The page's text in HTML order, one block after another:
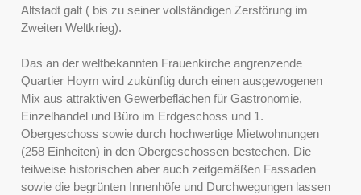
Altstadt galt ( bis zu seiner vollständigen Zerstörung im
Zweiten Weltkrieg).
Das an der weltbekannten Frauenkirche angrenzende
Quartier Hoym wird zukünftig durch einen ausgewogenen
Mix aus attraktiven Gewerbeflächen für Gastronomie,
Einzelhandel und Büro im Erdgeschoss und 1.
Obergeschoss sowie durch hochwertige Mietwohnungen
(258 Einheiten) in den Obergeschossen bestechen. Die
teilweise historischen aber auch zeitgemäßen Fassaden
sowie die begrünten Innenhöfe und Durchwegungen lassen